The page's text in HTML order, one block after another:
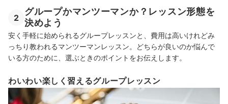
2
グループかマンツーマンか？レッスン形態を
決めよう
安く手軽に始められるグループレッスンと、費用は高いけれどみ
っちり教われるマンツーマンレッスン。どちらが良いのか悩んで
いる方のために、選ぶときのポイントをお伝えします。
わいわい楽しく習えるグループレッスン